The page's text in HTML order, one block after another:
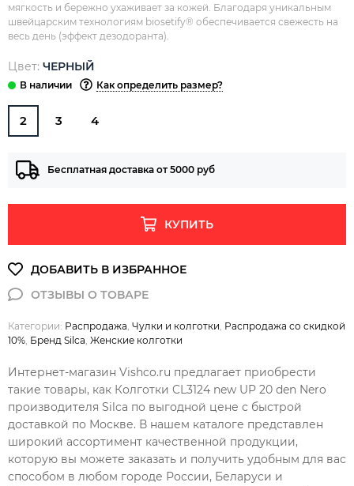
мягкость и бережно ухаживает за кожей. Благодаря уникальным
швейцарским технологиям biosetify® обеспечивается свежесть на
весь день (эффект дезодоранта).
Цвет: ЧЕРНЫЙ
Как определить размер?
2 3 4
Бесплатная доставка от 5000 руб
КУПИТЬ
Категории: Распродажа Чулки и колготки Распродажа со скидкой
10% Бренд Silca Женские колготки
Интернет-магазин Vishco.ru предлагает приобрести
такие товары, как Колготки CL3124 new UP 20 den Nero
производителя Silca по выгодной цене с быстрой
доставкой по Москве. В нашем каталоге представлен
широкий ассортимент качественной продукции,
которую вы можете заказать и получить удобным для вас
способом в любом городе России, Беларуси и